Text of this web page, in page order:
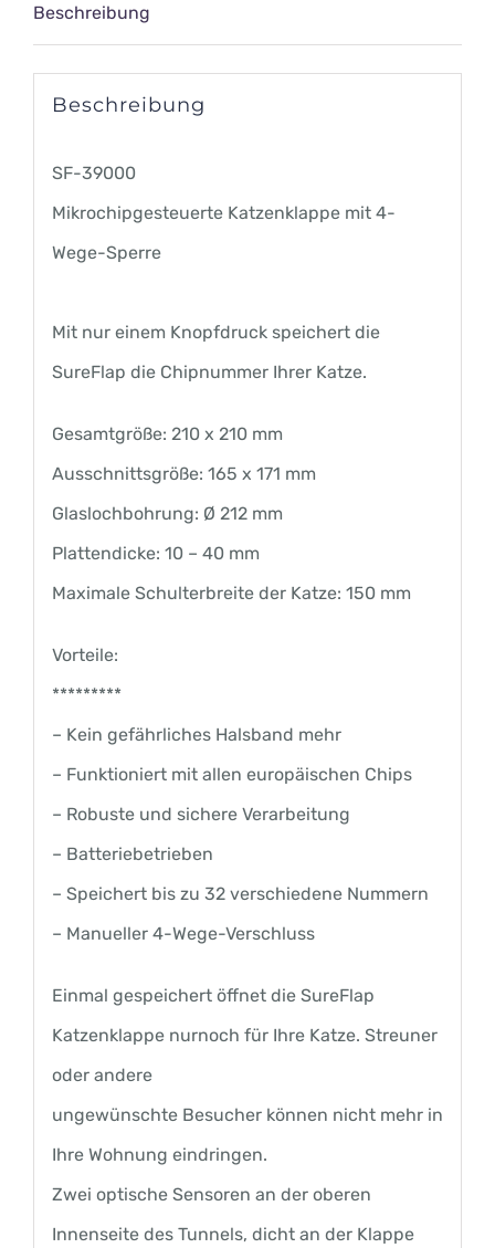
Beschreibung
Beschreibung
SF-39000
Mikrochipgesteuerte Katzenklappe mit 4-
Wege-Sperre
Mit nur einem Knopfdruck speichert die
SureFlap die Chipnummer Ihrer Katze.
Gesamtgröße: 210 x 210 mm
Ausschnittsgröße: 165 x 171 mm
Glaslochbohrung: Ø 212 mm
Plattendicke: 10 – 40 mm
Maximale Schulterbreite der Katze: 150 mm
Vorteile:
*********
– Kein gefährliches Halsband mehr
– Funktioniert mit allen europäischen Chips
– Robuste und sichere Verarbeitung
– Batteriebetrieben
– Speichert bis zu 32 verschiedene Nummern
– Manueller 4-Wege-Verschluss
Einmal gespeichert öffnet die SureFlap
Katzenklappe nurnoch für Ihre Katze. Streuner
oder andere
ungewünschte Besucher können nicht mehr in
Ihre Wohnung eindringen.
Zwei optische Sensoren an der oberen
Innenseite des Tunnels, dicht an der Klappe